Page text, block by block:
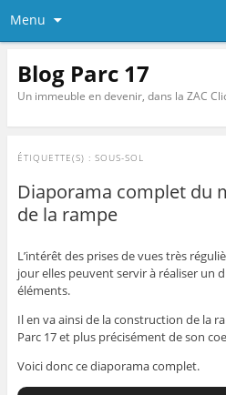
Menu
Blog Parc 17
Un immeuble en devenir, dans la ZAC
ÉTIQUETTE(S) : SOUS-SOL
Diaporama complet du
de la rampe
L’intérêt des prises de vues très
jour elles peuvent servir à réaliser un
éléments.
Il en va ainsi de la construction de la
Parc 17 et plus précisément de son
Voici donc ce diaporama complet.